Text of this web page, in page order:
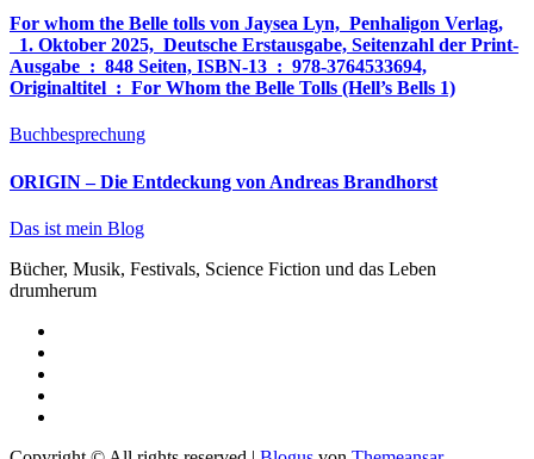
For whom the Belle tolls von Jaysea Lyn, ‎ Penhaligon Verlag,
‎ 1. Oktober 2025, ‎ Deutsche Erstausgabe, Seitenzahl der Print-
Ausgabe ‏ : ‎ 848 Seiten, ISBN-13 ‏ : ‎ 978-3764533694,
Originaltitel ‏ : ‎ For Whom the Belle Tolls (Hell’s Bells 1)
Buchbesprechung
ORIGIN – Die Entdeckung von Andreas Brandhorst
Das ist mein Blog
Bücher, Musik, Festivals, Science Fiction und das Leben
drumherum